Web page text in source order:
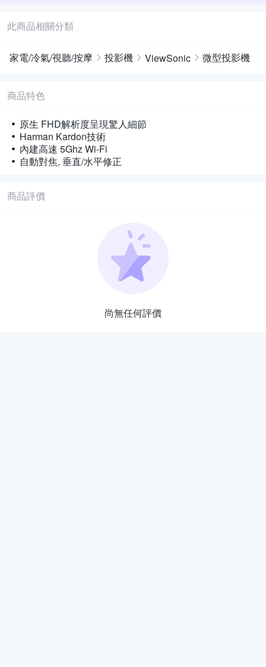
此商品相關分類
家電/冷氣/視聽/按摩 投影機 ViewSonic 微型投影機
商品特色
原生 FHD解析度呈現驚人細節
Harman Kardon技術
內建高速 5Ghz Wi-Fi
自動對焦, 垂直/水平修正
商品評價
尚無任何評價